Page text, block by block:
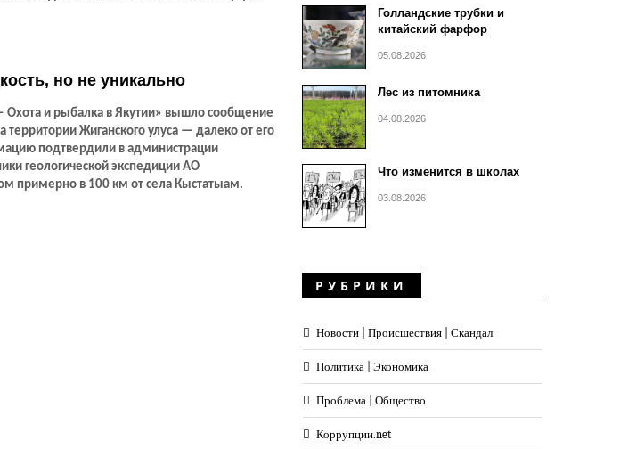
но не уникально
Охота и рыбалка в Якутии» вышло сообщение
территории Жиганского улуса — далеко от его
подтвердили в администрации
геологической экспедиции АО
примерно в 100 км от села Кыстатыам.
Голландские трубки и
китайский фарфор
05.08.2026
Лес из питомника
04.08.2026
Что изменится в школах
03.08.2026
РУБРИКИ
Новости | Происшествия | Скандал
Политика | Экономика
Проблема | Общество
Коррупции.net